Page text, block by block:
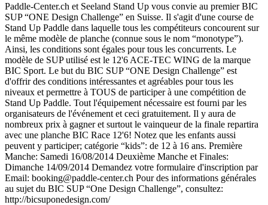
Paddle-Center.ch et Seeland Stand Up vous convie au premier BIC
SUP “ONE Design Challenge” en Suisse. Il s'agit d'une course de
Stand Up Paddle dans laquelle tous les compétiteurs concourent sur
le même modèle de planche (connue sous le nom “monotype”).
Ainsi, les conditions sont égales pour tous les concurrents. Le
modèle de SUP utilisé est le 12'6 ACE-TEC WING de la marque
BIC Sport. Le but du BIC SUP “ONE Design Challenge” est
d'offrir des conditions intéressantes et agréables pour tous les
niveaux et permettre à TOUS de participer à une compétition de
Stand Up Paddle. Tout l'équipement nécessaire est fourni par les
organisateurs de l'événement et ceci gratuitement. Il y aura de
nombreux prix à gagner et surtout le vainqueur de la finale repartira
avec une planche BIC Race 12'6! Notez que les enfants aussi
peuvent y participer; catégorie “kids”: de 12 à 16 ans. Première
Manche: Samedi 16/08/2014 Deuxième Manche et Finales:
Dimanche 14/09/2014 Demandez votre formulaire d'inscription par
Email: booking@paddle-center.ch Pour des informations générales
au sujet du BIC SUP “One Design Challenge”, consultez:
http://bicsuponedesign.com/